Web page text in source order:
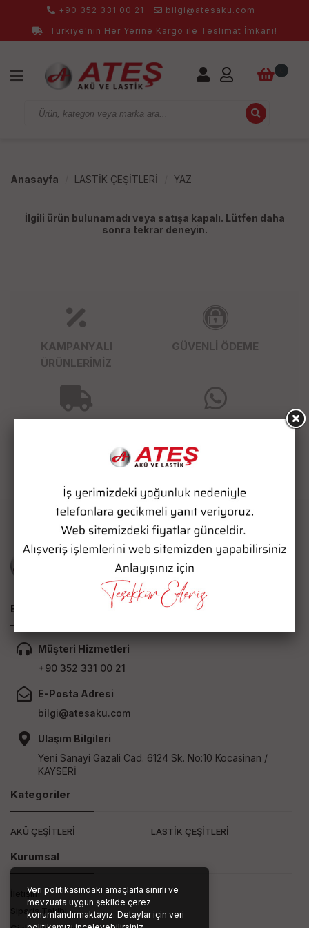
Veri politikasındaki amaçlarla sınırlı ve
mevzuata uygun şekilde çerez
konumlandırmaktayız. Detaylar için veri
+90 352 331 00 21
bilgi@atesaku.com
Türkiye'nin Her Yerine Kargo ile Teslimat İmkanı!
Anasayfa LASTİK ÇEŞİTLERİ YAZ
İlgili ürün bulunamadı veya satışa kapalı. Lütfen daha
sonra tekrar deneyin.
KAMPANYALI
ÜRÜNLERİMİZ
GÜVENLİ ÖDEME
Bize Ulaşın
Müşteri Hizmetleri
+90 352 331 00 21
E-Posta Adresi
bilgi@atesaku.com
Ulaşım Bilgileri
Yeni Sanayi Gazali Cad. 6124 Sk. No:10 Kocasinan /
KAYSERİ
Kategoriler
AKÜ ÇEŞİTLERİ LASTİK ÇEŞİTLERİ
Kurumsal
İletişim
Sipariş Takibi